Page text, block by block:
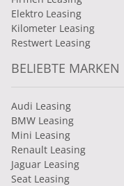
Elektro Leasing
Kilometer Leasing
Restwert Leasing
BELIEBTE MARKEN
Audi Leasing
BMW Leasing
Mini Leasing
Renault Leasing
Jaguar Leasing
Seat Leasing